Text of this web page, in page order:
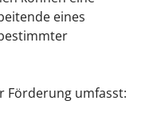
eines
Förderung umfasst: